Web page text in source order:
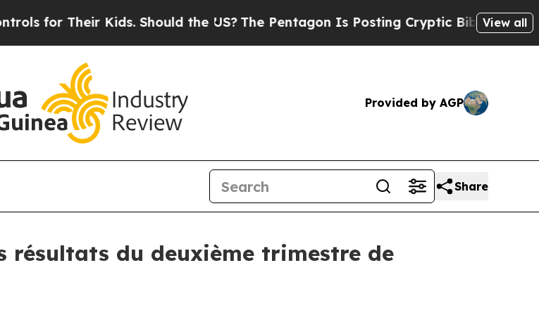
Kids. Should the US?The Pentagon Is Posting Cryptic Biblical Messages onView all
Provided by AGP
Share
résultats du deuxième trimestre de